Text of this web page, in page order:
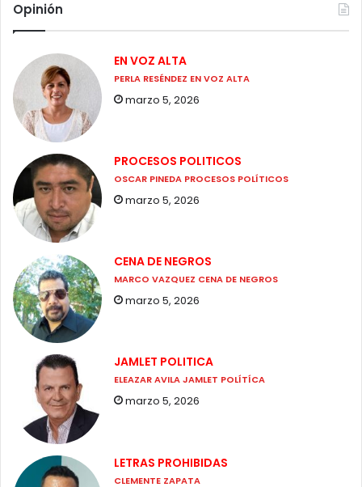
Opinión
EN VOZ ALTA
PERLA RESÉNDEZ EN VOZ ALTA
marzo 5, 2026
PROCESOS POLITICOS
OSCAR PINEDA PROCESOS POLÍTICOS
marzo 5, 2026
CENA DE NEGROS
MARCO VAZQUEZ CENA DE NEGROS
marzo 5, 2026
JAMLET POLITICA
ELEAZAR AVILA JAMLET POLÍTÍCA
marzo 5, 2026
LETRAS PROHIBIDAS
CLEMENTE ZAPATA